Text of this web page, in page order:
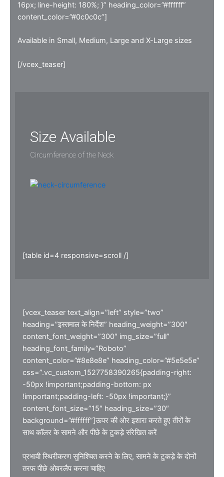
16px; line-height: 180%; }” heading_color=”#ffffff”
content_color=”#0c0c0c”]
Available in Small, Medium, Large and X-Large sizes
[/vcex_teaser]
Size Available
Circumference of the Neck
[table id=4 responsive=scroll /]
[vcex_teaser text_align=”left” style=”two”
heading=”इस्तमाल के निर्देश” heading_weight=”300″
content_font_weight=”300″ img_size=”full”
heading_font_family=”Roboto”
content_color=”#8e8e8e” heading_color=”#5e5e5e”
css=”.vc_custom_1527758390265{padding-right:
-50px !important;padding-bottom: px
!important;padding-left: -50px !important;}”
content_font_size=”15″ heading_size=”30″
background=”#ffffff”]ऊपर की ओर इशारा करते हुए तीरों के
साथ कॉलर के सामने और पीछे के टुकड़े संरेखित करें
प्रभावी स्थिरीकरण सुनिश्चित करने के लिए, सामने के टुकड़े के दोनों
तरफ पीछे ओवरलैप करना चाहिए